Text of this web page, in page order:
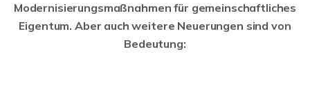
Modernisierungsmaßnahmen für gemeinschaftliches
Eigentum. Aber auch weitere Neuerungen sind von
Bedeutung: